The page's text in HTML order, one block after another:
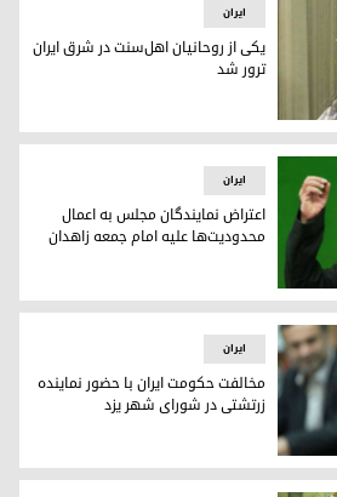
در شرق ایران ترور شد
ایران
یکی از روحانیان اهل‌سنت در شرق ایران
ترور شد
بە اعمال محدودیت‌ها علیه امام
ایران
اعتراض نمایندگان مجلس بە اعمال
محدودیت‌ها علیه امام جمعه زاهدان
حضور نمایندە زرتشتی در شورای شهر
ایران
مخالفت حکومت ایران با حضور نمایندە
زرتشتی در شورای شهر یزد